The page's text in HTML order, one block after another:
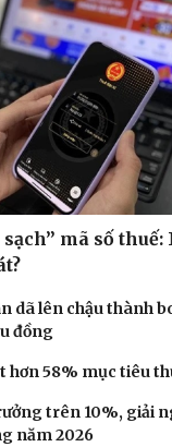
mã số
dã lên chậu thành
đồng
hơn 58% mục tiêu
trên 10%, giải
năm 2026